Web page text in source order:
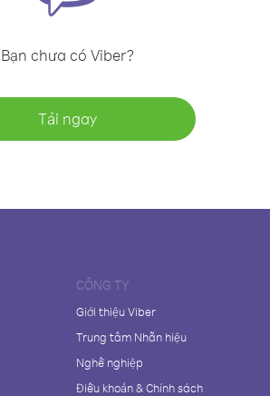
Bạn chưa có Viber?
Tải ngay
CÔNG TY
Giới thiệu Viber
Trung tâm Nhãn hiệu
Nghề nghiệp
Điều khoản & Chính sách